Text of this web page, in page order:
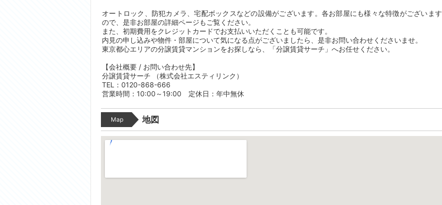
オートロック、防犯カメラ、宅配ボックスなどの設備がございます。各お部屋にも様々な特徴がございます
ので、是非お部屋の詳細ページもご覧ください。
また、初期費用をクレジットカードでお支払いいただくことも可能です。
内見の申し込みや物件・部屋について気になる点がございましたら、是非お問い合わせくださいませ。
東京都心エリアの分譲賃貸マンションをお探しなら、「分譲賃貸サーチ」へお任せください。
【会社概要 / お問い合わせ先】
分譲賃貸サーチ （株式会社エスティリンク）
TEL：0120-868-666
営業時間：10:00～19:00 定休日：年中無休
Map 地図